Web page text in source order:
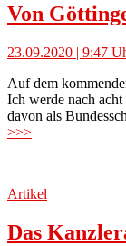
Von
23.09.2020 | 9:47
Auf dem
Ich werde nach
davon als
>>>
Artikel
Das